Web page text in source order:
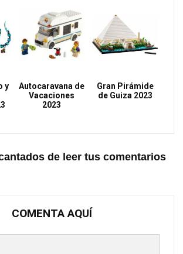
y
Autocaravana de
Vacaciones
2023
Gran Pirámide
de Guiza 2023
de leer tus comentarios
COMENTA AQUÍ